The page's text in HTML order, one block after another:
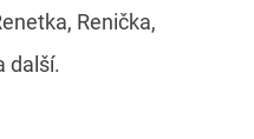
Renička,
další.